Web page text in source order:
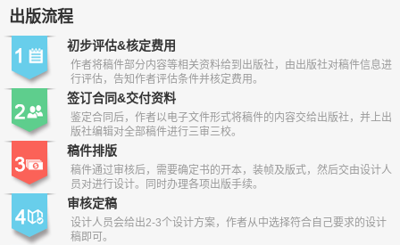
出版流程
初步评估&核定费用
作者将稿件部分内容等相关资料给到出版社，由出版社对稿件信息进
行评估，告知作者评估条件并核定费用。
签订合同&交付资料
鉴定合同后，作者以电子文件形式将稿件的内容交给出版社，并上出
版社编辑对全部稿件进行三审三校。
稿件排版
稿件通过审核后，需要确定书的开本，装帧及版式，然后交由设计人
员对进行设计。同时办理各项出版手续。
审核定稿
设计人员会给出2-3个设计方案，作者从中选择符合自己要求的设计
稿即可。